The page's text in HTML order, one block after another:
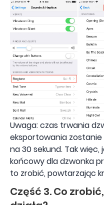
Uwaga: czas trwania
eksportowania
na 30 sekund. Tak
końcowy dla dzwonka
to zrobić, powtarzając
Część 3. Co